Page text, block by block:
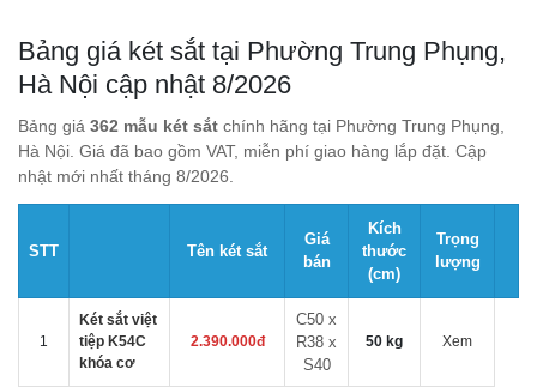
Bảng giá két sắt tại Phường Trung Phụng,
Hà Nội cập nhật 8/2026
Bảng giá 362 mẫu két sắt chính hãng tại Phường Trung Phụng,
Hà Nội. Giá đã bao gồm VAT, miễn phí giao hàng lắp đặt. Cập
nhật mới nhất tháng 8/2026.
STT Tên két sắt
Giá
bán
Kích
thước
(cm)
Trọng
lượng
1
Két sắt việt
tiệp K54C
khóa cơ
2.390.000đ
C50 x
R38 x
S40
50 kg Xem